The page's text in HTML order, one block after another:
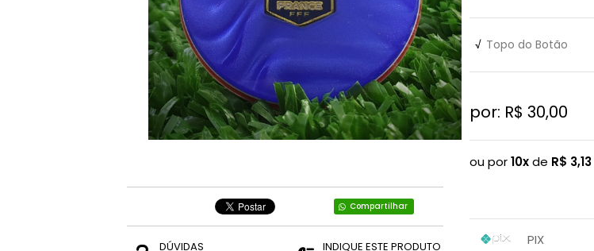
Compartilhar
DÚVIDAS INDIQUE ESTE PRODUTO
√ Topo do Botão
por: R$ 30,00
ou por10xde R$ 3,13
PIX